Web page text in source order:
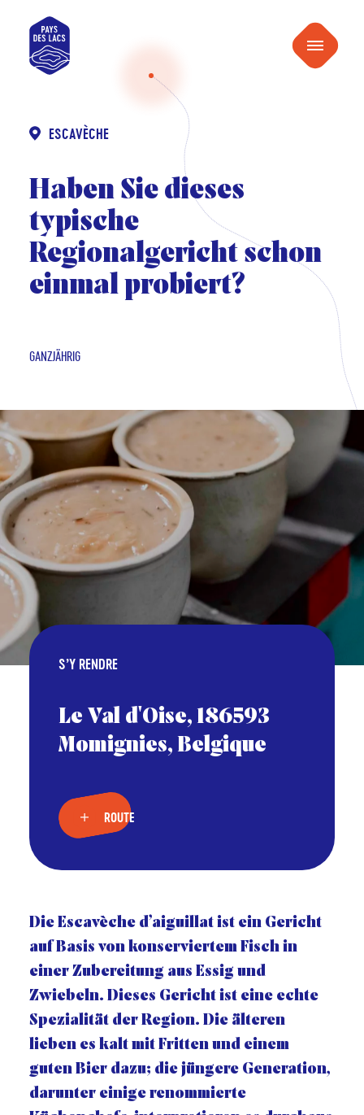
Pays
des
Menu
ESCAVÈCHE
Haben Sie dieses
typische
Regionalgericht schon
einmal probiert?
GANZJÄHRIG
S’Y RENDRE
Le Val d'Oise, 186593
Momignies, Belgique
ROUTE
Die Escavèche d’aiguillat ist ein Gericht
auf Basis von konserviertem Fisch in
einer Zubereitung aus Essig und
Zwiebeln. Dieses Gericht ist eine echte
Spezialität der Region. Die älteren
lieben es kalt mit Fritten und einem
guten Bier dazu; die jüngere Generation,
darunter einige renommierte